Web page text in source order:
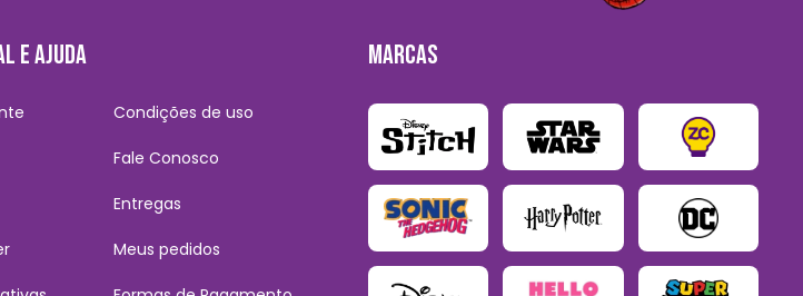
E AJUDA
Condições de uso
Fale Conosco
Entregas
Meus pedidos
MARCAS